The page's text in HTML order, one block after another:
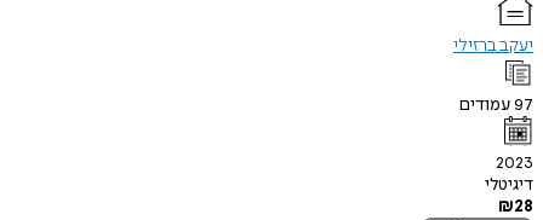
יעקב ברזילי
97עמודים
2023
דיגיטלי
₪28